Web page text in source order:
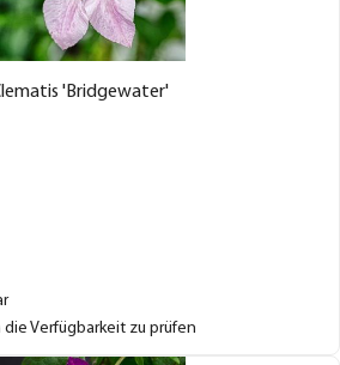
'Bridgewater'
die Verfügbarkeit zu prüfen